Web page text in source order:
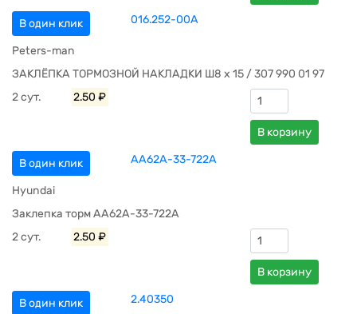
В один клик 016.252-00A
Peters-man
ЗАКЛЁПКА ТОРМОЗНОЙ НАКЛАДКИ Ш8 x 15 / 307 990 01 97
2 сут.
2.50 ₽
В корзину
В один клик AA62A-33-722A
Hyundai
Заклепка торм AA62A-33-722A
2 сут.
2.50 ₽
В корзину
В один клик 2.40350